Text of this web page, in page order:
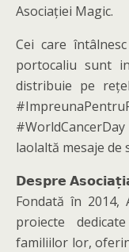
Asociației Magic.
Cei care
portocaliu sunt
distribuie pe
laolaltă mesaje de
𝗗𝗲𝘀𝗽𝗿𝗲
Fondată în 2014,
proiecte
familiilor lor,